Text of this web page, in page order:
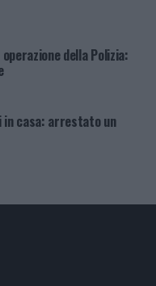
della Polizia:
in casa: arrestato un